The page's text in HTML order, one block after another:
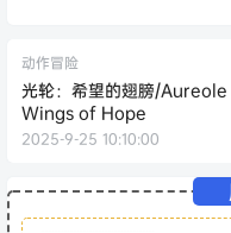
动作冒险
光轮：希望的翅膀/
Wings of Hope
2025-9-25 10:10:00